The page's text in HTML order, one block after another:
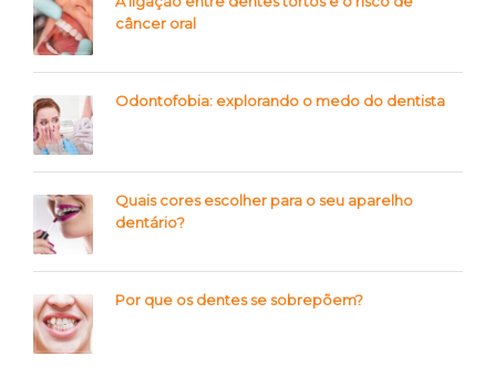
câncer oral
Odontofobia: explorando o medo do dentista
Quais cores escolher para o seu aparelho
dentário?
Por que os dentes se sobrepõem?